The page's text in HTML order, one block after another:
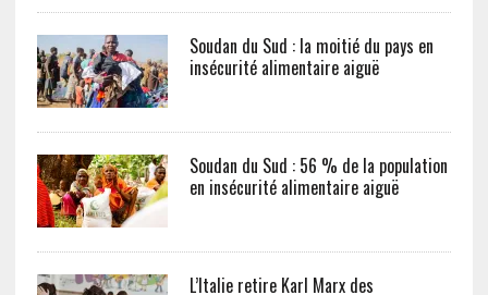
Soudan du Sud : la moitié du pays en
insécurité alimentaire aiguë
Soudan du Sud : 56 % de la population
en insécurité alimentaire aiguë
L’Italie retire Karl Marx des